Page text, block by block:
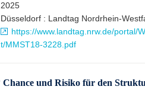
2025
Düsseldorf : Landtag Nordrhein-
https://www.landtag.nrw.de/portal/
t/MMST18-3228.pdf
Chance und Risiko für den